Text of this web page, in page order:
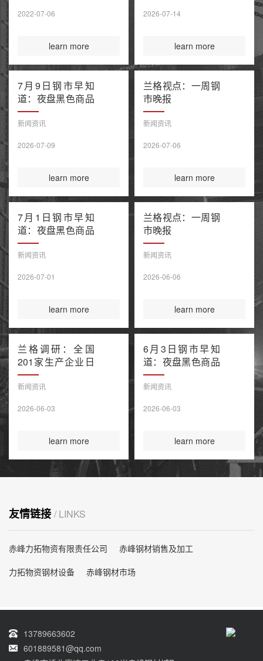
2022-07-06
learn more
伦特原油涨超9%
2026-07-14
learn more
7月9日钢市早知
道：夜盘黑色商品
整体收涨 原油大
涨引爆全球债市抛
忘录“已终结”
新闻资讯
2026-07-09
learn more
兰格视点：一周钢
市晚报
新闻资讯
2026-07-06
learn more
7月1日钢市早知
道：夜盘黑色商品
窄幅波动 上半年
百强房企销售额降
钢铁保障新规今起
新闻资讯
2026-07-01
learn more
兰格视点：一周钢
市晚报
新闻资讯
2026-06-06
learn more
兰格调研：全国
201家生产企业日
均铁水产量环比上
升（6月3日）
新闻资讯
2026-06-03
learn more
6月3日钢市早知
道：夜盘黑色商品
多数收涨 IEA警告
全球石油库存或于
国际煤炭投资创14
新闻资讯
2026-06-03
learn more
友情链接 / LINKS
赤峰力拓物资有限责任公司
赤峰钢材销售及加工
力拓物资钢材设备
赤峰钢材市场
13789663602
601889581@qq.com